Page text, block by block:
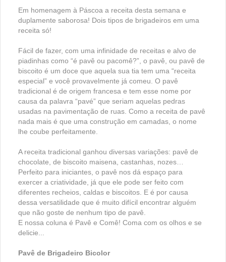
Em homenagem à Páscoa a receita desta semana e
duplamente saborosa! Dois tipos de brigadeiros em uma
receita só!
Fácil de fazer, com uma infinidade de receitas e alvo de
piadinhas como “é pavê ou pacomê?”, o pavê, ou pavê de
biscoito é um doce que aquela sua tia tem uma “receita
especial” e você provavelmente já comeu. O pavê
tradicional é de origem francesa e tem esse nome por
causa da palavra “pavé” que seriam aquelas pedras
usadas na pavimentação de ruas. Como a receita de pavê
nada mais é que uma construção em camadas, o nome
lhe coube perfeitamente.
A receita tradicional ganhou diversas variações: pavê de
chocolate, de biscoito maisena, castanhas, nozes…
Perfeito para iniciantes, o pavê nos dá espaço para
exercer a criatividade, já que ele pode ser feito com
diferentes recheios, caldas e biscoitos. E é por causa
dessa versatilidade que é muito difícil encontrar alguém
que não goste de nenhum tipo de pavê.
E nossa coluna é Pavê e Comê! Coma com os olhos e se
delicie...
Pavê de Brigadeiro Bicolor